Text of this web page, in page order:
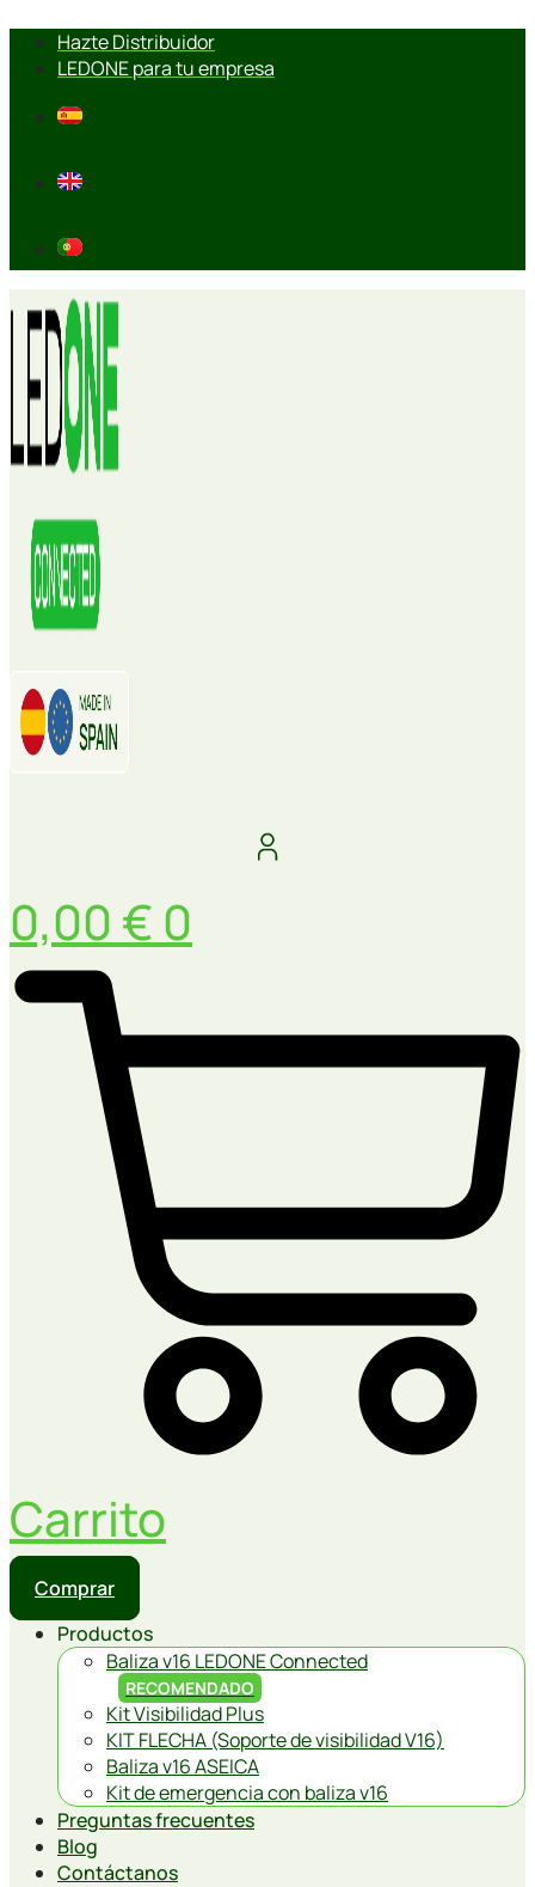
contenido
Hazte Distribuidor
LEDONE para tu empresa
0,00 € 0
Carrito
Comprar
Productos
Baliza v16 LEDONE Connected
RECOMENDADO
Kit Visibilidad Plus
KIT FLECHA (Soporte de visibilidad V16)
Baliza v16 ASEICA
Kit de emergencia con baliza v16
Preguntas frecuentes
Blog
Contáctanos